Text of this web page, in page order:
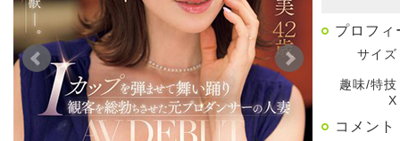
プロフィ
サイズ
趣味/特技
X
コメント